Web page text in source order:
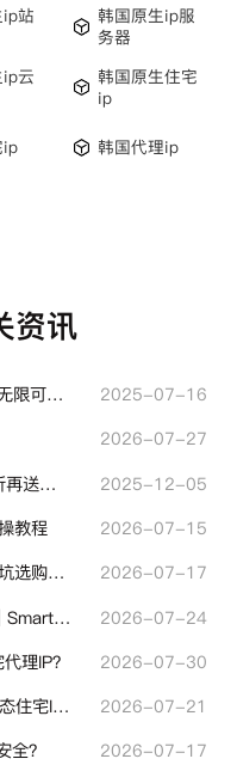
站
韩国原生ip服
务器
云
韩国原生住宅
ip
ip 韩国代理ip
资讯
DuoPlus云手机功能全览，助力出海无限可能！
2025-07-16
2026-07-27
AdsPower 黑五大促开启｜年付 6 折再送半年＋豪礼抽奖
2025-12-05
教程
2026-07-15
海外美国住宅代理IP怎么选？新手避坑选购指南
2026-07-17
谷歌、Meta广告地域测试实操方法｜SmartProxy落地优化指南
2026-07-24
理IP？
2026-07-30
海外SEO排名监控用什么代理IP？动态住宅IP与静态住宅IP怎么选
2026-07-21
全？
2026-07-17